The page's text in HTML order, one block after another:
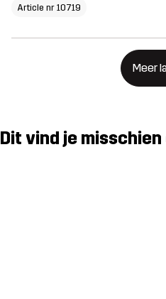
Article nr 10719
Meer
Dit vind je